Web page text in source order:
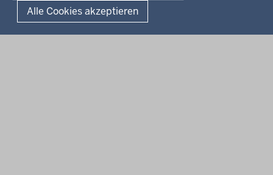
Alle Cookies akzeptieren